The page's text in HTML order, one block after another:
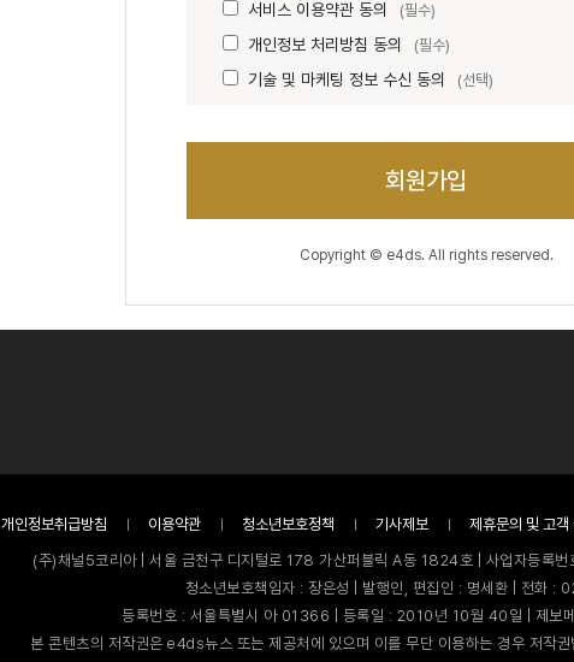
서비스 이용약관 동의 (필수)
개인정보 처리방침 동의 (필수)
기술 및 마케팅 정보 수신 동의 (선택)
회원가입
Copyright © e4ds. All rights reserved.
개인정보취급방침 이용약관 청소년보호정책 기사제보 제휴문의 및 고객
(주)채널5코리아 | 서울 금천구 디지털로 178 가산퍼블릭 A동 1824호 | 사업자등
청소년보호책임자 : 장은성 | 발행인, 편집인 : 명세환 | 전
등록번호 : 서울특별시 아 01366 | 등록일 : 2010년 10월 40일 | 제
본 콘텐츠의 저작권은 e4ds뉴스 또는 제공처에 있으며 이를 무단 이용하는 경우 저작